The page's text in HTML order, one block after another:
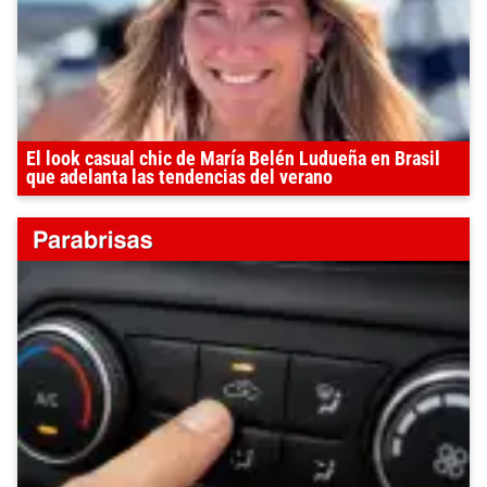
El look casual chic de María Belén Ludueña en Brasil
que adelanta las tendencias del verano